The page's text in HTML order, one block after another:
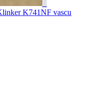
K741NF vascu